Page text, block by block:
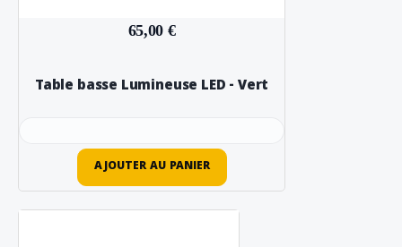
65,00 €
Table basse Lumineuse LED - Vert
AJOUTER AU PANIER